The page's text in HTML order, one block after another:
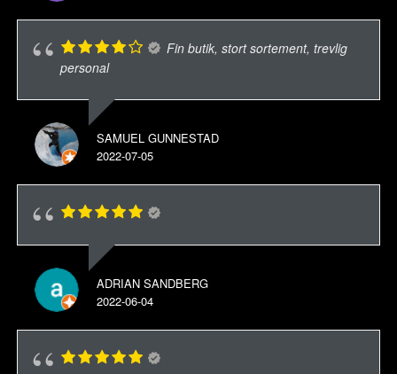
Fin butik, stort sortement, trevlig
personal
SAMUEL GUNNESTAD
2022-07-05
ADRIAN SANDBERG
2022-06-04